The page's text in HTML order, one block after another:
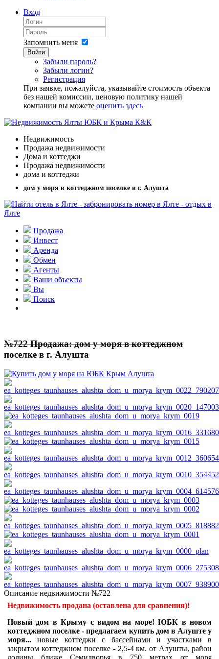
Вход
Запомнить меня
Войти
Забыли пароль?
Забыли логин?
Регистрация
При заявке, пожалуйста, указывайте стоимость объекта
без нашей комиссии, ценовую политику нашей
компании вы можете оценить здесь
Недвижимость
Продажа недвижимости
Дома и коттеджи
Продажа недвижимости
дома и коттеджи
дом у моря в коттеджном поселке в г. Алушта
Продажа
Инвест
Аренда
Обмен
Агенты
Ваши объекты
Вы
Поиск
№722 Продажа: дом у моря в коттеджном
поселке в г. Алушта
Описание недвижимости №722
Недвижимость продана (оставлена для сравнения)!
Новый дом в Крыму с видом на море! ЮБК в новом
коттеджном поселке - предлагаем купить дом в Алуште у
моря... новые коттеджи с бассейнами и участками в
закрытом коттеджном поселке - 2,5-4 км. от Алушты, район
долины ближе Семидворья в 750 метрах от моря